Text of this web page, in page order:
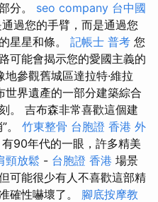
分。 seo company 台中國
過您的手臂，而是通過您
星星和條。 記帳士 普考 您
可能會揭示您的愛國主義的
地參觀舊城區達拉特·維拉
世界遺產的一部分建築綜合
。 吉布森非常喜歡這個建
。 竹東整骨 台胞證 香港 外
90年代的一眼，許多精美
頸放鬆 - 台胞證 香港 場景
可能很少有人不喜歡這部精
確性嚇壞了。 腳底按摩教